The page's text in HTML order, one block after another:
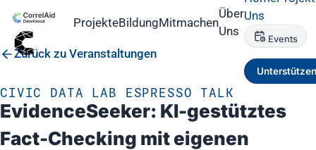
ProjekteBildungMitmachen
Über
Uns
Uns
Events
Unterstützen
Zurück zu Veranstaltungen
CIVIC DATA LAB ESPRESSO TALK
EvidenceSeeker: KI-gestütztes
Fact-Checking mit eigenen